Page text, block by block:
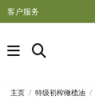
客户服务
主页 特级初榨橄榄油